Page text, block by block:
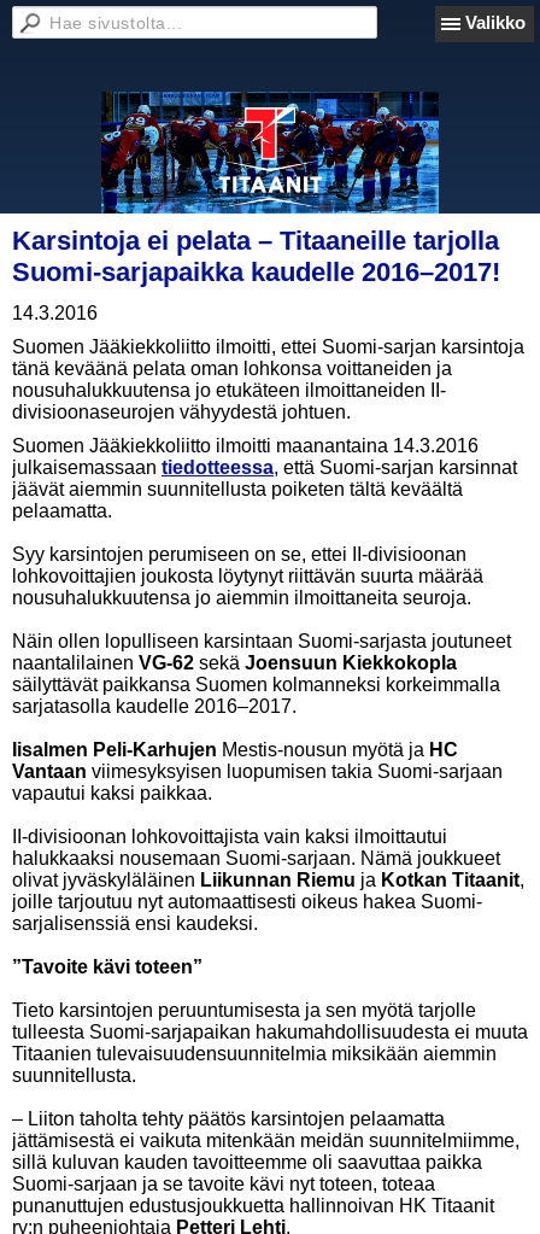
Valikko
Karsintoja ei pelata – Titaaneille tarjolla
Suomi-sarjapaikka kaudelle 2016–2017!
14.3.2016
Suomen Jääkiekkoliitto ilmoitti, ettei Suomi-sarjan karsintoja
tänä keväänä pelata oman lohkonsa voittaneiden ja
nousuhalukkuutensa jo etukäteen ilmoittaneiden II-
divisioonaseurojen vähyydestä johtuen.
Suomen Jääkiekkoliitto ilmoitti maanantaina 14.3.2016
julkaisemassaan tiedotteessa, että Suomi-sarjan karsinnat
jäävät aiemmin suunnitellusta poiketen tältä keväältä
pelaamatta.
Syy karsintojen perumiseen on se, ettei II-divisioonan
lohkovoittajien joukosta löytynyt riittävän suurta määrää
nousuhalukkuutensa jo aiemmin ilmoittaneita seuroja.
Näin ollen lopulliseen karsintaan Suomi-sarjasta joutuneet
naantalilainen VG-62 sekä Joensuun Kiekkokopla
säilyttävät paikkansa Suomen kolmanneksi korkeimmalla
sarjatasolla kaudelle 2016–2017.
Iisalmen Peli-Karhujen Mestis-nousun myötä ja HC
Vantaan viimesyksyisen luopumisen takia Suomi-sarjaan
vapautui kaksi paikkaa.
II-divisioonan lohkovoittajista vain kaksi ilmoittautui
halukkaaksi nousemaan Suomi-sarjaan. Nämä joukkueet
olivat jyväskyläläinen Liikunnan Riemu ja Kotkan Titaanit,
joille tarjoutuu nyt automaattisesti oikeus hakea Suomi-
sarjalisenssiä ensi kaudeksi.
”Tavoite kävi toteen”
Tieto karsintojen peruuntumisesta ja sen myötä tarjolle
tulleesta Suomi-sarjapaikan hakumahdollisuudesta ei muuta
Titaanien tulevaisuudensuunnitelmia miksikään aiemmin
suunnitellusta.
– Liiton taholta tehty päätös karsintojen pelaamatta
jättämisestä ei vaikuta mitenkään meidän suunnitelmiimme,
sillä kuluvan kauden tavoitteemme oli saavuttaa paikka
Suomi-sarjaan ja se tavoite kävi nyt toteen, toteaa
punanuttujen edustusjoukkuetta hallinnoivan HK Titaanit
ry:n puheenjohtaja Petteri Lehti.